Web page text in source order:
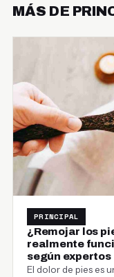
MÁS DE
PRINCIPAL
¿Remojar los
realmente
según expertos
El dolor de pies es